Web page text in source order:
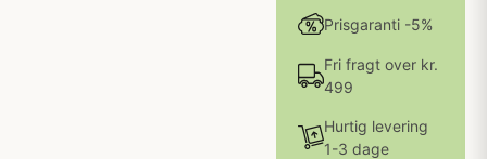
Prisgaranti -5%
Fri fragt over kr.
499
Hurtig levering
1-3 dage